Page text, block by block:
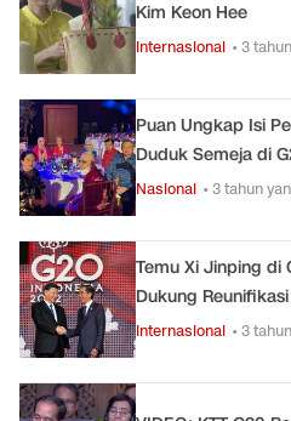
Kim Keon Hee
Internasional • 3
Puan Ungkap Isi
Duduk Semeja di
Nasional • 3 tahun
Temu Xi Jinping di
Dukung
Internasional • 3